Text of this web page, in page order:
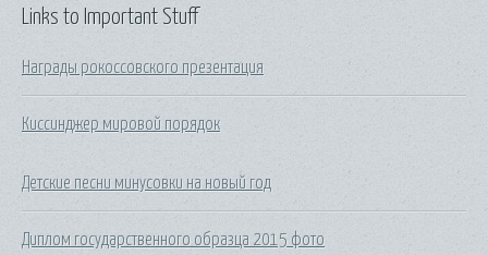
Links to Important Stuff
Награды рокоссовского презентация
Киссинджер мировой порядок
Детские песни минусовки на новый год
Диплом государственного образца 2015 фото